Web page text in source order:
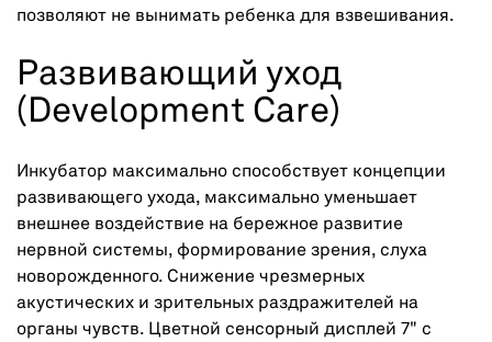
позволяют не вынимать ребенка для взвешивания.
Развивающий уход
(Development Care)
Инкубатор максимально способствует концепции
развивающего ухода, максимально уменьшает
внешнее воздействие на бережное развитие
нервной системы, формирование зрения, слуха
новорожденного. Снижение чрезмерных
акустических и зрительных раздражителей на
органы чувств. Цветной сенсорный дисплей 7" с